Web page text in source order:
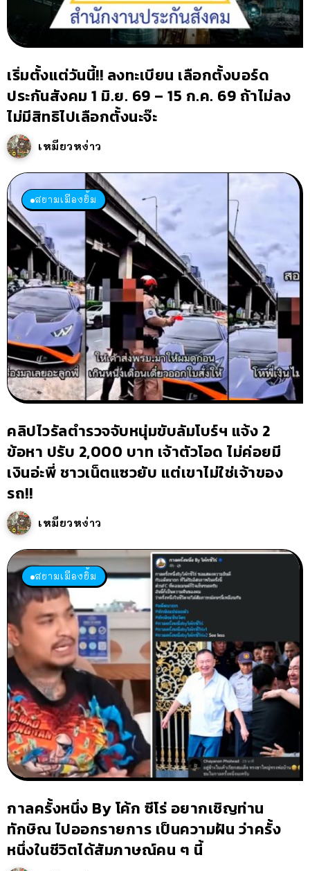
เริ่มตั้งแต่วันนี้!! ลงทะเบียน เลือกตั้งบอร์ด
ประกันสังคม 1 มิ.ย. 69 – 15 ก.ค. 69 ถ้าไม่ลง
ไม่มีสิทธิไปเลือกตั้งนะจ๊ะ
เหมียวหง่าว
สยามเมืองยิ้ม
คลิปไวรัลตำรวจจับหนุ่มขับลัมโบร์ฯ แจ้ง 2
ข้อหา ปรับ 2,000 บาท เจ้าตัวโอด ไม่ค่อยมี
เงินอ่ะพี่ ชาวเน็ตแซวยับ แต่เขาไม่ใช่เจ้าของ
รถ!!
เหมียวหง่าว
สยามเมืองยิ้ม
กาลครั้งหนึ่ง By โค้ก ซีโร่ อยากเชิญท่าน
ทักษิณ ไปออกรายการ เป็นความฝัน ว่าครั้ง
หนึ่งในชีวิตได้สัมภาษณ์คน ๆ นี้